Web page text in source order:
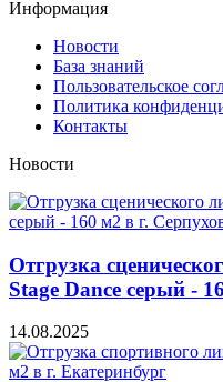
Информация
Новости
База знаний
Пользовательское
Политика
Контакты
Новости
Отгрузка
Stage Dance серый -
14.08.2025